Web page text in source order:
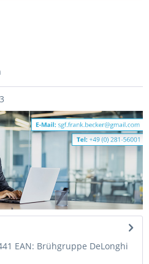
EAN: Brühgruppe DeLonghi